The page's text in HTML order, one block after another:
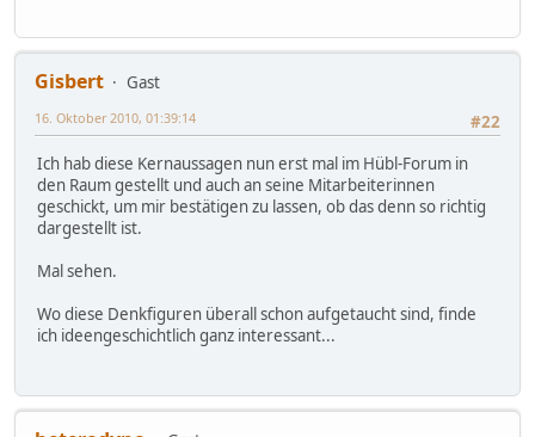
Gisbert
Gast
#22
16. Oktober 2010, 01:39:14
Ich hab diese Kernaussagen nun erst mal im Hübl-Forum in
den Raum gestellt und auch an seine Mitarbeiterinnen
geschickt, um mir bestätigen zu lassen, ob das denn so richtig
dargestellt ist.
Mal sehen.
Wo diese Denkfiguren überall schon aufgetaucht sind, finde
ich ideengeschichtlich ganz interessant...